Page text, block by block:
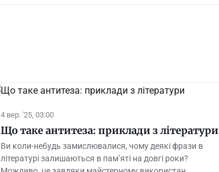
4 вер. '25, 03:00
Що таке антитеза: приклади з літератури
Ви коли-небудь замислювалися, чому деякі фрази в
літературі залишаються в пам’яті на довгі роки?